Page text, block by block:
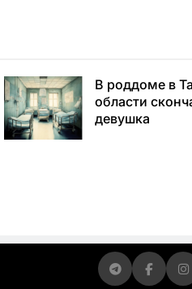
В роддоме в
области
девушка